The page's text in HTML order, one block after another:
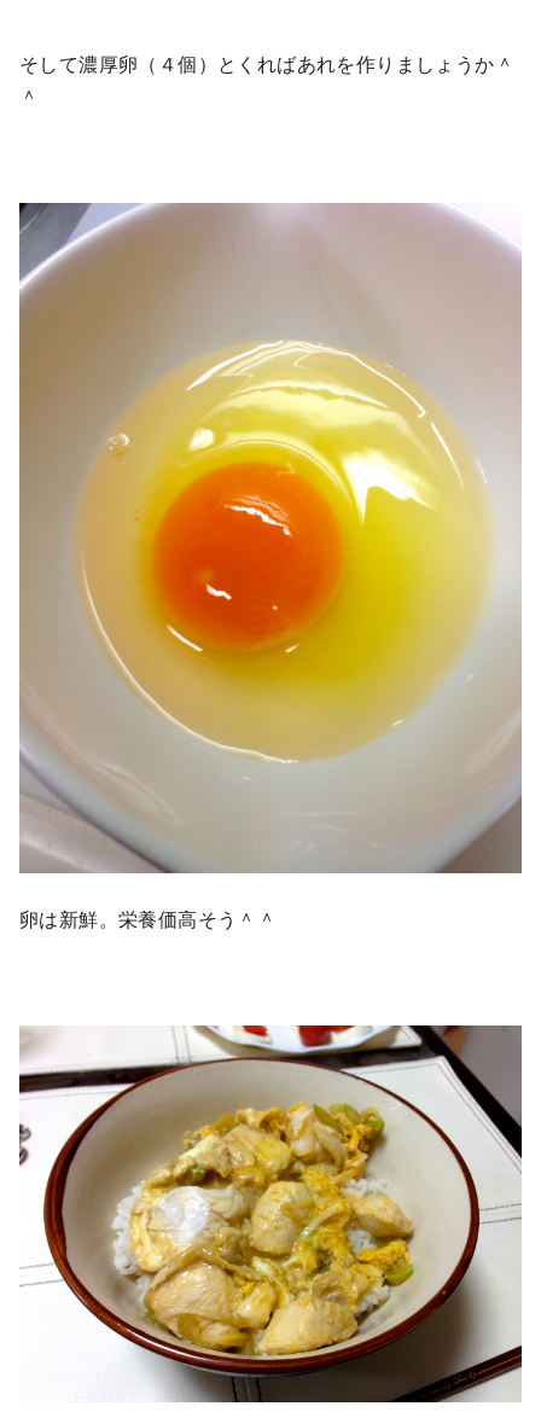
そして濃厚卵（４個）とくればあれを作りましょうか＾
＾
卵は新鮮。栄養価高そう＾＾